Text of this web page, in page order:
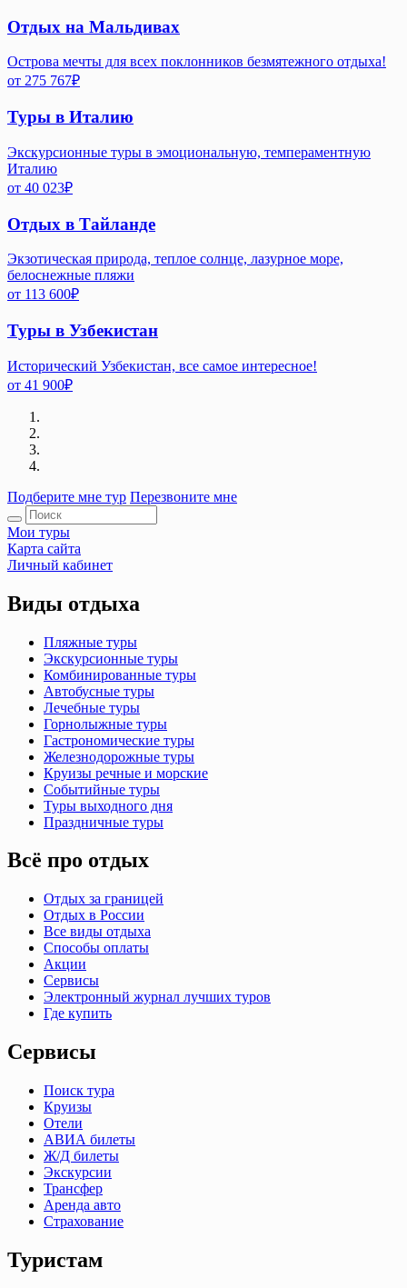
Отдых на Мальдивах
Острова мечты для всех поклонников безмятежного отдыха!
от 275 767₽
Туры в Италию
Экскурсионные туры в эмоциональную, темпераментную
Италию
от 40 023₽
Отдых в Тайланде
Экзотическая природа, теплое солнце, лазурное море,
белоснежные пляжи
от 113 600₽
Туры в Узбекистан
Исторический Узбекистан, все самое интересное!
от 41 900₽
Подберите мне тур Перезвоните мне
Мои туры
Карта сайта
Личный кабинет
Виды отдыха
Пляжные туры
Экскурсионные туры
Комбинированные туры
Автобусные туры
Лечебные туры
Горнолыжные туры
Гастрономические туры
Железнодорожные туры
Круизы речные и морские
Событийные туры
Туры выходного дня
Праздничные туры
Всё про отдых
Отдых за границей
Отдых в России
Все виды отдыха
Способы оплаты
Акции
Сервисы
Электронный журнал лучших туров
Где купить
Сервисы
Поиск тура
Круизы
Отели
АВИА билеты
Ж/Д билеты
Экскурсии
Трансфер
Аренда авто
Страхование
Туристам